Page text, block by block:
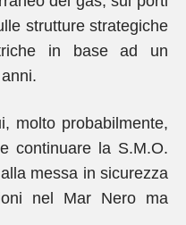
strutture strategiche
in base ad un
molto probabilmente,
continuare la S.M.O.
messa in sicurezza
nel Mar Nero ma